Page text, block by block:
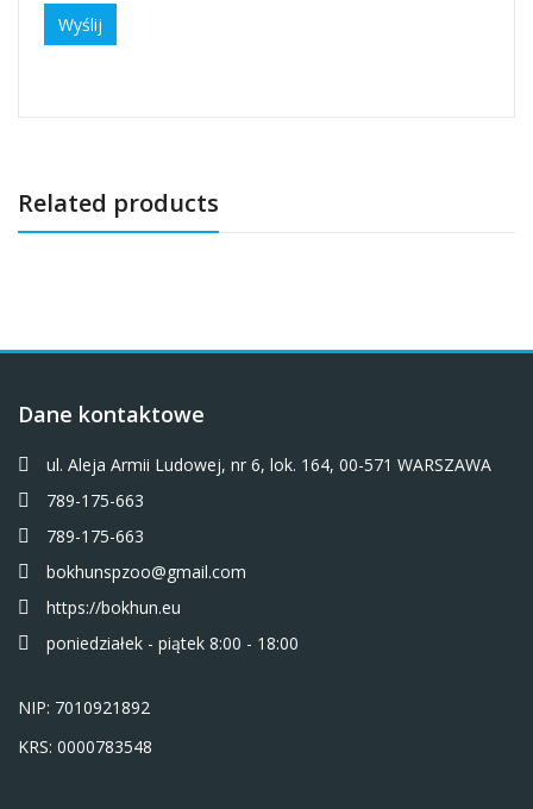
Related products
Dane kontaktowe
ul. Aleja Armii Ludowej, nr 6, lok. 164, 00-571 WARSZAWA
789-175-663
789-175-663
bokhunspzoo@gmail.com
https://bokhun.eu
poniedziałek - piątek 8:00 - 18:00
NIP: 7010921892
KRS: 0000783548